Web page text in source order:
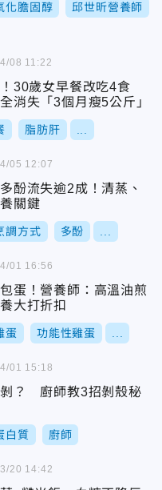
化膽固醇 邱世昕營養師
30歲女早餐改吃4食
消失「3個月瘦5公斤」
脂肪肝
08 11:22
酚流失逾2成！清蒸、
關鍵
調方式 多酚
05 12:07
蛋！營養師：高溫油煎
大打折扣
蛋 功能性雞蛋
01 16:56
剝？ 廚師教3招剝殼秘
白質 廚師
01 15:18
20 14:42